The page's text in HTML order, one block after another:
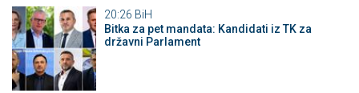
20:26 BiH
Bitka za pet mandata: Kandidati iz TK za
državni Parlament